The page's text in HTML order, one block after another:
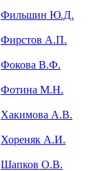
Фильшин Ю.Д.
Фирстов А.П.
Фокова В.Ф.
Фотина М.Н.
Хакимова А.В.
Хореняк А.И.
Шапков О.В.